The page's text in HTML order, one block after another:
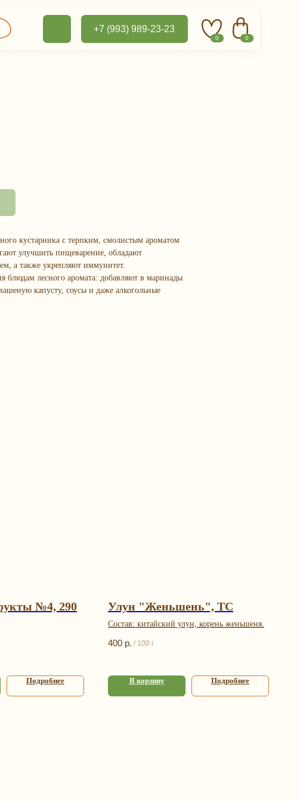
+7 (993) 989-23-23
0 0
кустарника с терпким, смолистым ароматом
улучшить пищеварение, обладают
а также укрепляют иммунитет.
блюдам лесного аромата: добавляют в маринады
капусту, соусы и даже алкогольные
№4, 290
Подробнее
Улун "Женьшень", TC
Состав: китайский улун, корень женьшеня.
400 р. / 100 г
Подробнее
В корзину